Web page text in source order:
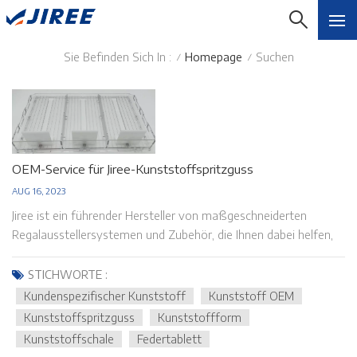
Sie Befinden Sich In : / Homepage / Suchen
OEM-Service für Jiree-Kunststoffspritzguss
AUG 16, 2023
Jiree ist ein führender Hersteller von maßgeschneiderten
Regalausstellersystemen und Zubehör, die Ihnen dabei helfen,
die visuelle Wirkung Ihrer Einzelhandelswaren zu maximieren.
Wir haben durch jahrelange Erfahrung eine ansprechende
Produktpräsentation entwickelt und die Displays können an
viele verschiedene Regalarten und Verpackungsformate
angepasst werden. Wir sind stolz darauf, Qualitätsprodukte
und schnelle Lieferung zu einem sehr wettbewerbsfähigen
STICHWORTE :
Kundenspezifischer Kunststoff
Kunststoff OEM
Kunststoffspritzguss
Kunststoffform
Kunststoffschale
Federtablett